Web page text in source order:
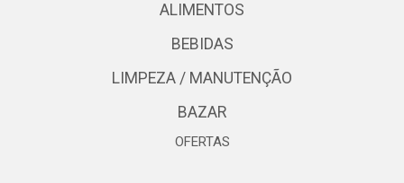
ALIMENTOS
BEBIDAS
LIMPEZA / MANUTENÇÃO
BAZAR
OFERTAS